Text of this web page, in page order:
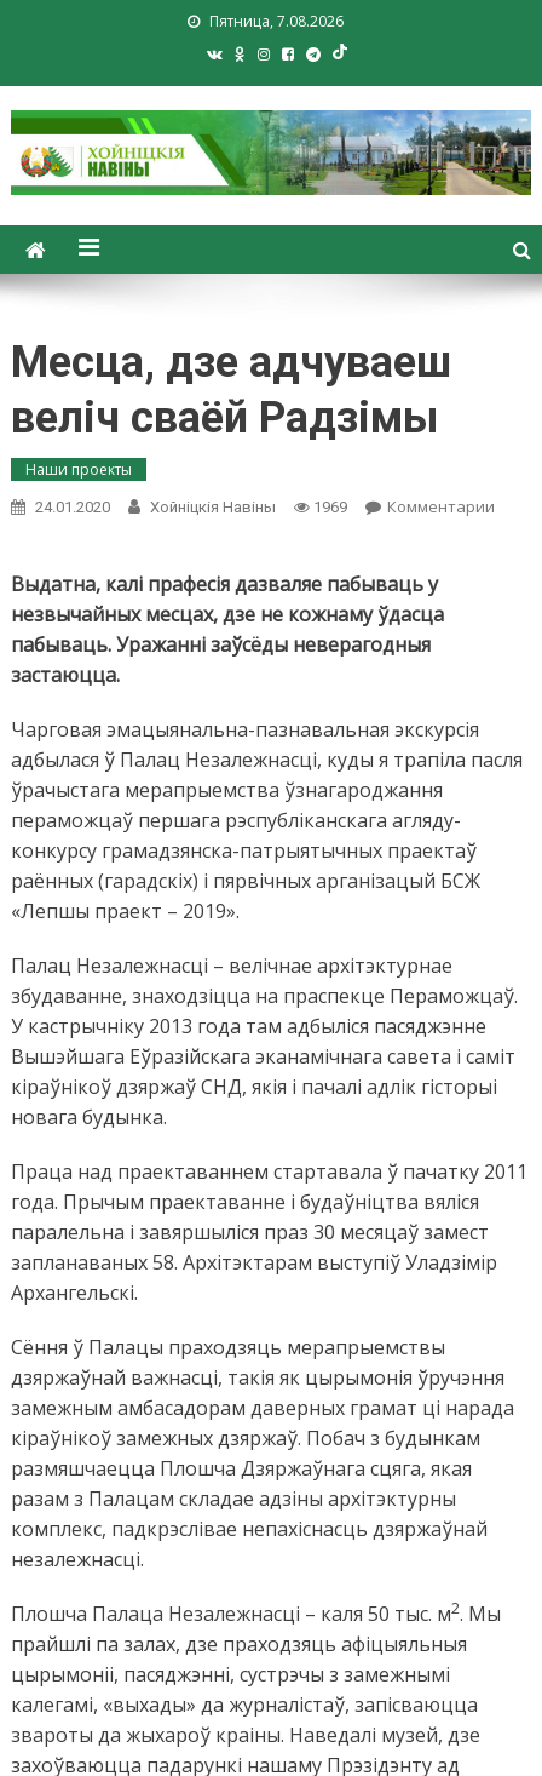
Пятница, 7.08.2026
Хойники. Хойнiцкiя навiны.
Новости Хойник. Районная
Месца, дзе адчуваеш
веліч сваёй Радзімы
Наши проекты
24.01.2020 Хойнiцкiя Навiны 1969 Комментарииon
Выдатна, калі прафесія дазваляе пабываць у
незвычайных месцах, дзе не кожнаму ўдасца
пабываць. Уражанні заўсёды неверагодныя
застаюцца.
Чарговая эмацыянальна-пазнавальная экскурсія
адбылася ў Палац Незалежнасці, куды я трапіла пасля
ўрачыстага мерапрыемства ўзнагароджання
пераможцаў першага рэспубліканскага агляду-
конкурсу грамадзянска-патрыятычных праектаў
раённых (гарадскіх) і пярвічных арганізацый БСЖ
«Лепшы праект – 2019».
Палац Незалежнасці – велічнае архітэктурнае
збудаванне, знаходзіцца на праспекце Пераможцаў.
У кастрычніку 2013 года там адбыліся пасяджэнне
Вышэйшага Еўразійскага эканамічнага савета і саміт
кіраўнікоў дзяржаў СНД, якія і пачалі адлік гісторыі
новага будынка.
Праца над праектаваннем стартавала ў пачатку 2011
года. Прычым праектаванне і будаўніцтва вяліся
паралельна і завяршыліся праз 30 месяцаў замест
запланаваных 58. Архітэктарам выступіў Уладзімір
Архангельскі.
Сёння ў Палацы праходзяць мерапрыемствы
дзяржаўнай важнасці, такія як цырымонія ўручэння
замежным амбасадорам даверных грамат ці нарада
кіраўнікоў замежных дзяржаў. Побач з будынкам
размяшчаецца Плошча Дзяржаўнага сцяга, якая
разам з Палацам складае адзіны архітэктурны
комплекс, падкрэслівае непахіснасць дзяржаўнай
незалежнасці.
Плошча Палаца Незалежнасці – каля 50 тыс. м2. Мы
прайшлі па залах, дзе праходзяць афіцыяльныя
цырымоніі, пасяджэнні, сустрэчы з замежнымі
калегамі, «выхады» да журналістаў, запісваюцца
звароты да жыхароў краіны. Наведалі музей, дзе
захоўваюцца падарункі нашаму Прэзідэнту ад